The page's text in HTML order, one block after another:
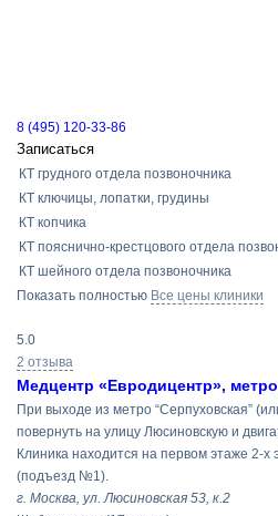
8 (495) 120-33-86
Записаться
КТ грудного отдела позвоночника
КТ ключицы, лопатки, грудины
КТ копчика
КТ пояснично-крестцового отдела
КТ шейного отдела позвоночника
Показать полностью Все цены клиники
5.0
2 отзыва
Медцентр «Евродицентр»,
При выходе из метро “Серпуховская”
повернуть на улицу Люсиновскую и
Клиника находится на первом этаже 2-х
(подъезд №1).
г. Москва, ул. Люсиновская 53, к.2